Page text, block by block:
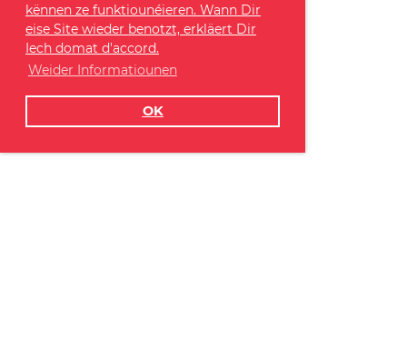
kënnen ze funktiounéieren. Wann Dir
eise Site wieder benotzt, erkläert Dir
Iech domat d'accord.
Weider Informatiounen
OK